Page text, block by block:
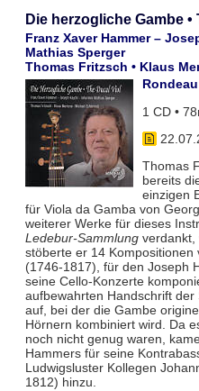
Die herzogliche Gambe •
Franz Xaver Hammer –
Mathias Sperger
Thomas Fritzsch • Klaus
1 CD •
Thomas
bereits
einzigen
für Viola da Gamba von
weiterer Werke für dieses
Ledebur-Sammlungverdankt,
stöberte er 14
(1746-1817), für den Joseph
seine Cello-Konzerte
aufbewahrten Handschrift
auf, bei der die Gambe
Hörnern kombiniert wird. Da
noch nicht genug waren,
Hammers für seine
Ludwigsluster Kollegen
1812) hinzu.